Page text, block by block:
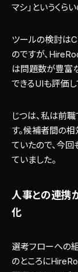
マシ」というくら
ツールの検討は
のですが、
は問題数が豊富
できるUIも評価し
じつは、私は前
す。候補者間の
ていたので、今回
ていました。
人事との連携
化
選考フローへの
のところに